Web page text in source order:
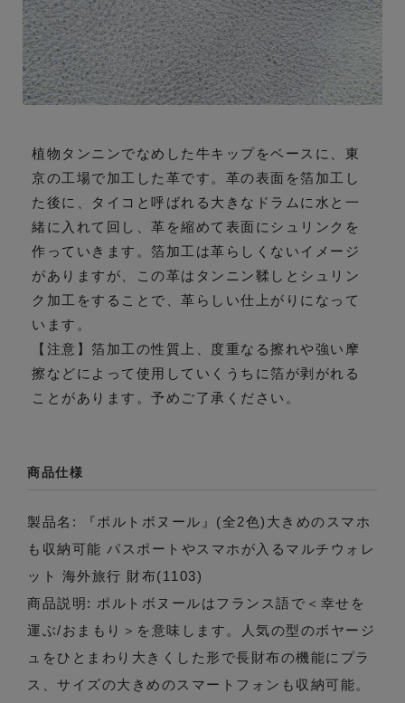
植物タンニンでなめした牛キップをベースに、東
京の工場で加工した革です。革の表面を箔加工し
た後に、タイコと呼ばれる大きなドラムに水と一
緒に入れて回し、革を縮めて表面にシュリンクを
作っていきます。箔加工は革らしくないイメージ
がありますが、この革はタンニン鞣しとシュリン
ク加工をすることで、革らしい仕上がりになって
います。
【注意】箔加工の性質上、度重なる擦れや強い摩
擦などによって使用していくうちに箔が剥がれる
ことがあります。予めご了承ください。
商品仕様
製品名: 『ポルトボヌール』(全2色)大きめのスマホ
も収納可能 パスポートやスマホが入るマルチウォレ
ット 海外旅行 財布(1103)
商品説明: ポルトボヌールはフランス語で＜幸せを
運ぶ/おまもり＞を意味します。人気の型のボヤージ
ュをひとまわり大きくした形で長財布の機能にプラ
ス、サイズの大きめのスマートフォンも収納可能。